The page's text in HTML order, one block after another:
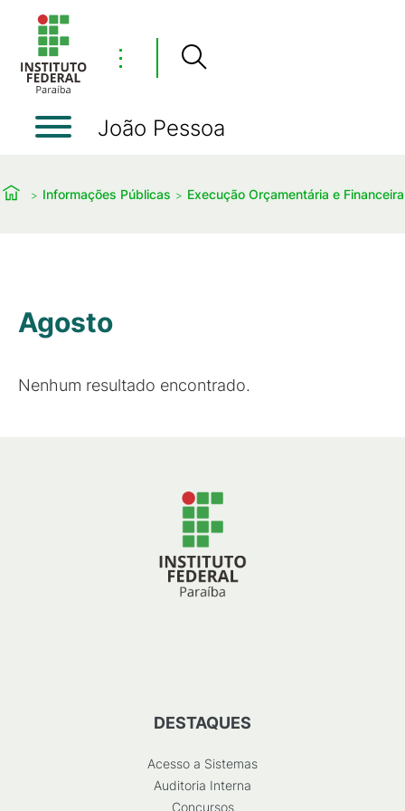
⋮
João Pessoa
Informações Públicas Execução Orçamentária e Financeira
Agosto
Nenhum resultado encontrado.
DESTAQUES
Acesso a Sistemas
Auditoria Interna
Concursos